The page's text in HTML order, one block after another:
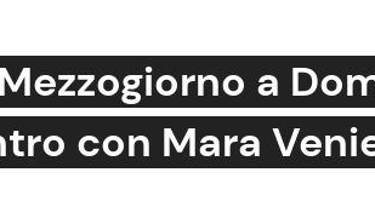
Benessere
a
con Mara